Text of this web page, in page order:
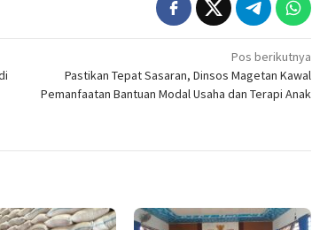
Pos berikutnya
Pastikan Tepat Sasaran, Dinsos Magetan Kawal
Pemanfaatan Bantuan Modal Usaha dan Terapi Anak